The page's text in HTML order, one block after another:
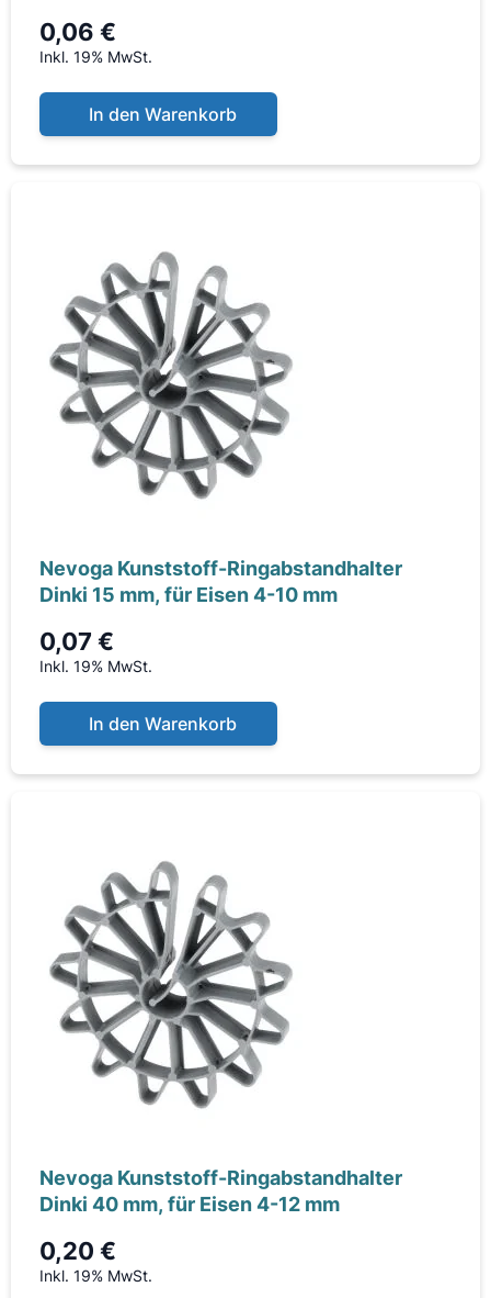
0,06 €
Inkl. 19% MwSt.
In den Warenkorb
Nevoga Kunststoff-Ringabstandhalter
Dinki 15 mm, für Eisen 4-10 mm
0,07 €
Inkl. 19% MwSt.
In den Warenkorb
Nevoga Kunststoff-Ringabstandhalter
Dinki 40 mm, für Eisen 4-12 mm
0,20 €
Inkl. 19% MwSt.